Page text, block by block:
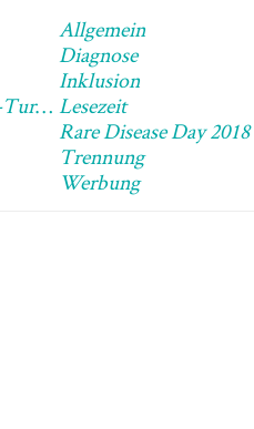
Allgemein
Diagnose
Inklusion
Leben Mit Dem Ullrich-Turner-Syndrom Lesezeit
Rare Disease Day 2018
Trennung
Werbung